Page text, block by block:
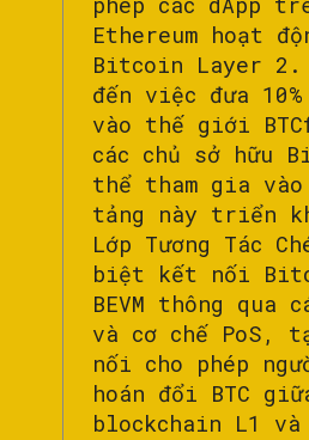
Ethereum hoạt
Bitcoin Layer 2.
đến việc đưa
vào thế giới
các chủ sở hữu
thể tham gia vào
tảng này triển
Lớp Tương Tác
biệt kết nối
BEVM thông qua
và cơ chế PoS,
nối cho phép
hoán đổi BTC
blockchain L1 và